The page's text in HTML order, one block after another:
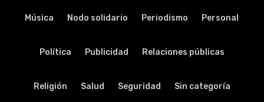
Música Nodo solidario Periodismo Personal
Política Publicidad Relaciones públicas
Religión Salud Seguridad Sin categoría